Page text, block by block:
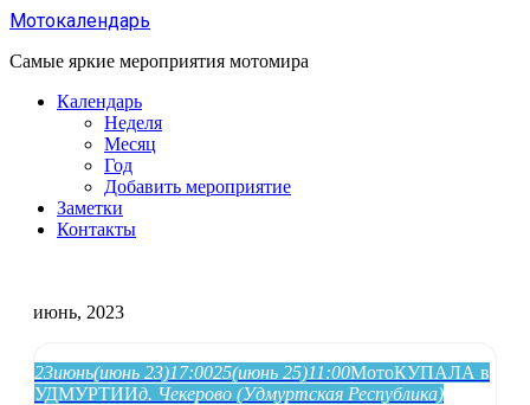
Перейти
содержанию
Мотокалендарь
Самые яркие мероприятия мотомира
Календарь
Неделя
Месяц
Год
Добавить мероприятие
Заметки
Контакты
июнь, 2023
23июнь(июнь 23)17:0025(июнь 25)11:00МотоКУПАЛА в
УДМУРТИИд. Чекерово (Удмуртская Республика)